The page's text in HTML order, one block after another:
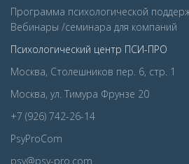
Программа психологической
Вебинары /семинара для компаний
Психологический центр ПСИ-ПРО
Москва, Столешников пер. 6, стр. 1
Москва, ул. Тимура Фрунзе 20
+7 (926) 742-26-14
PsyProCom
psy@psy-pro.com